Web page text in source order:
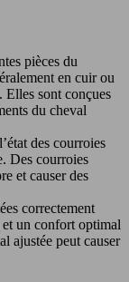
pièces du
en cuir ou
Elles sont conçues
du cheval
des courroies
Des courroies
et causer des
correctement
un confort optimal
ajustée peut causer